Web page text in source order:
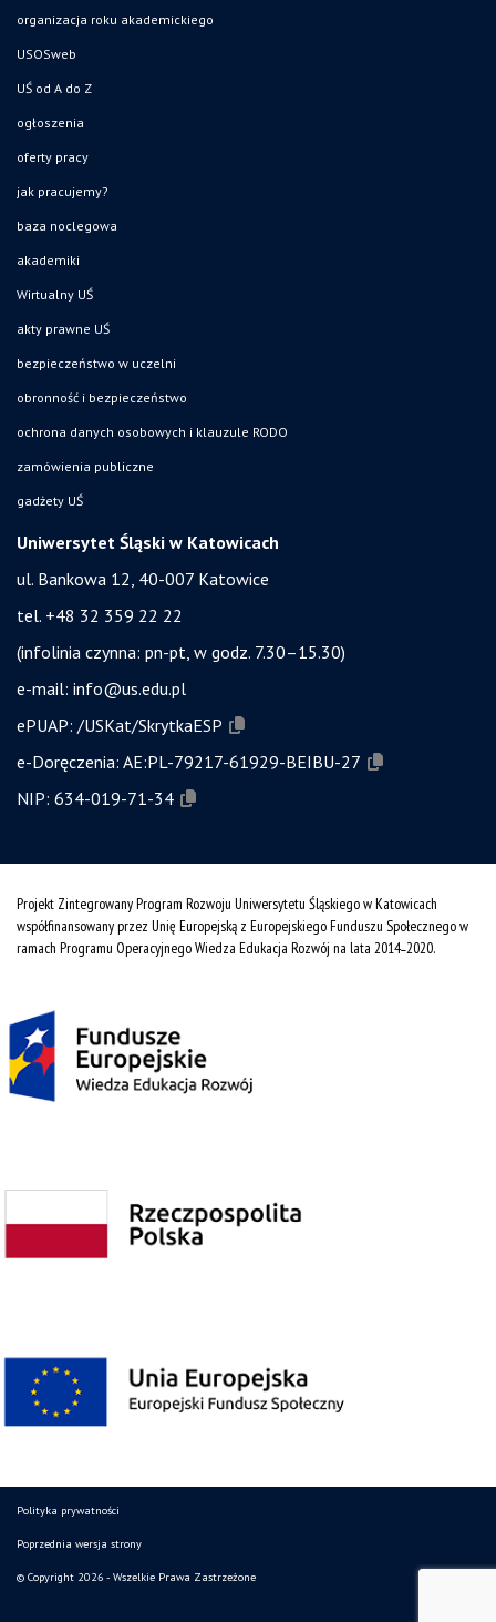
organizacja roku akademickiego
USOSweb
UŚ od A do Z
ogłoszenia
oferty pracy
jak pracujemy?
baza noclegowa
akademiki
Wirtualny UŚ
akty prawne UŚ
bezpieczeństwo w uczelni
obronność i bezpieczeństwo
ochrona danych osobowych i klauzule RODO
zamówienia publiczne
gadżety UŚ
Uniwersytet Śląski w Katowicach
ul. Bankowa 12, 40-007 Katowice
tel. +48 32 359 22 22
(infolinia czynna: pn-pt, w godz. 7.30–15.30)
e-mail: info@us.edu.pl
ePUAP: /USKat/SkrytkaESP
e-Doręczenia: AE:PL-79217-61929-BEIBU-27
NIP: 634-019-71-34
Projekt Zintegrowany Program Rozwoju Uniwersytetu Śląskiego w Katowicach
współfinansowany przez Unię Europejską z Europejskiego Funduszu Społecznego w
ramach Programu Operacyjnego Wiedza Edukacja Rozwój na lata 2014˗2020.
Polityka prywatności
Poprzednia wersja strony
© Copyright 2026 - Wszelkie Prawa Zastrzeżone